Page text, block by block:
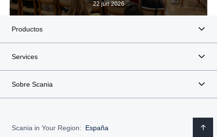
22 jun 2026
Productos
Services
Sobre Scania
Scania in Your Region: España